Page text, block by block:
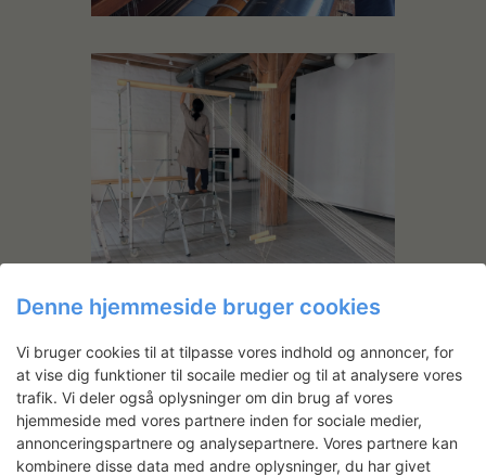
Denne hjemmeside bruger cookies
Vi bruger cookies til at tilpasse vores indhold og annoncer, for
at vise dig funktioner til socaile medier og til at analysere vores
trafik. Vi deler også oplysninger om din brug af vores
hjemmeside med vores partnere inden for sociale medier,
annonceringspartnere og analysepartnere. Vores partnere kan
kombinere disse data med andre oplysninger, du har givet